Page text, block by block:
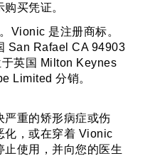
买凭证。
Vionic 是注册商标。
San Rafael CA 94903
英国 Milton Keynes
Limited 分销。
严重的矫形病症或伤
化，或在穿着 Vionic
止使用，并向您的医生